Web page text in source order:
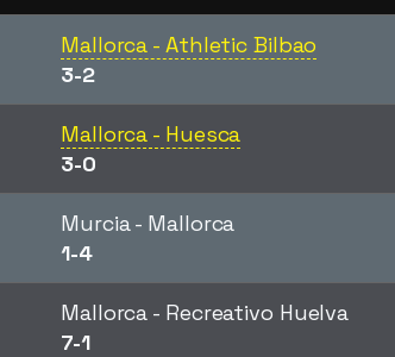
Mallorca - Athletic Bilbao
3-2
Mallorca - Huesca
3-0
Murcia - Mallorca
1-4
Mallorca - Recreativo Huelva
7-1